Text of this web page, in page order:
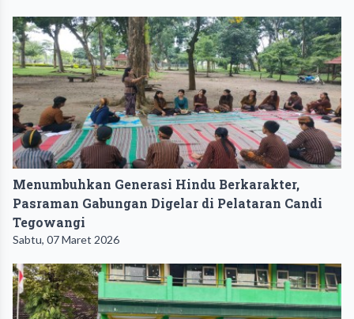
Menumbuhkan Generasi Hindu Berkarakter,
Pasraman Gabungan Digelar di Pelataran Candi
Tegowangi
Sabtu, 07 Maret 2026